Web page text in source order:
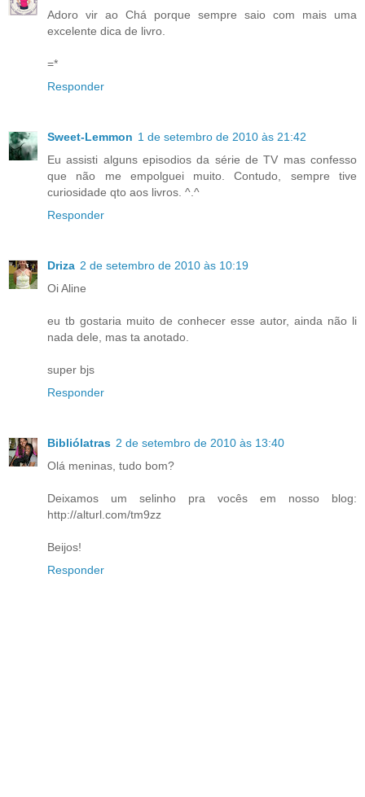
Adoro vir ao Chá porque sempre saio com mais uma
excelente dica de livro.
=*
Responder
Sweet-Lemmon 1 de setembro de 2010 às 21:42
Eu assisti alguns episodios da série de TV mas confesso
que não me empolguei muito. Contudo, sempre tive
curiosidade qto aos livros. ^.^
Responder
Driza 2 de setembro de 2010 às 10:19
Oi Aline
eu tb gostaria muito de conhecer esse autor, ainda não li
nada dele, mas ta anotado.
super bjs
Responder
Bibliólatras 2 de setembro de 2010 às 13:40
Olá meninas, tudo bom?
Deixamos um selinho pra vocês em nosso blog:
http://alturl.com/tm9zz
Beijos!
Responder